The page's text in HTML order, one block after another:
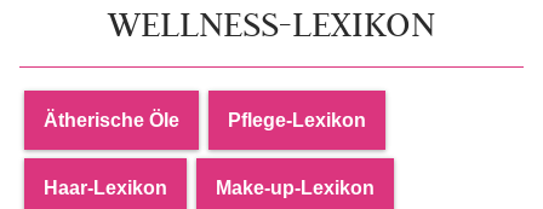
WELLNESS-LEXIKON
Ätherische Öle Pflege-Lexikon
Haar-Lexikon Make-up-Lexikon